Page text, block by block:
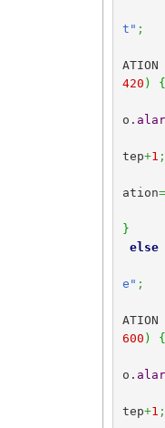
t" ;
ATION
420 )
{
o.
tep+1 ;
ation=
}
else
e" ;
ATION
600 )
{
o.
tep+1 ;